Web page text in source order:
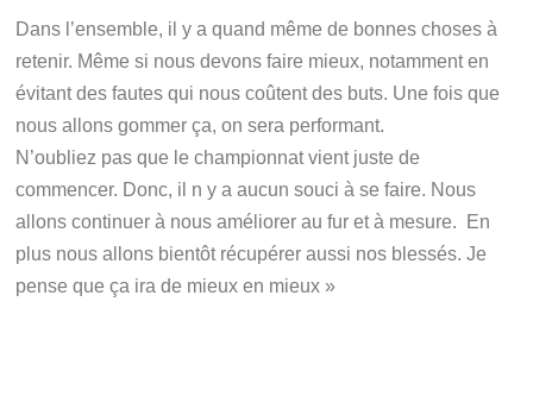
Dans l’ensemble, il y a quand même de bonnes choses à
retenir. Même si nous devons faire mieux, notamment en
évitant des fautes qui nous coûtent des buts. Une fois que
nous allons gommer ça, on sera performant.
N’oubliez pas que le championnat vient juste de
commencer. Donc, il n y a aucun souci à se faire. Nous
allons continuer à nous améliorer au fur et à mesure. En
plus nous allons bientôt récupérer aussi nos blessés. Je
pense que ça ira de mieux en mieux »